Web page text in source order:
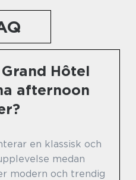
Hôtel
afternoon
en klassisk och
medan
modern och trendig